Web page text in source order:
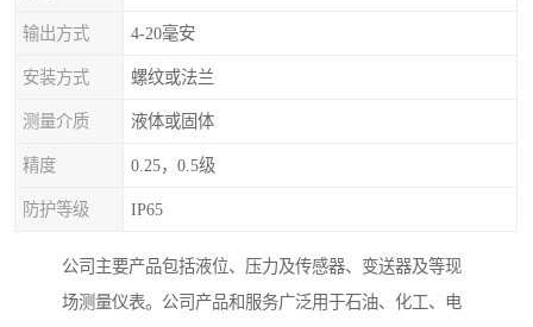
输出方式 4-20毫安
安装方式 螺纹或法兰
测量介质 液体或固体
精度 0.25，0.5级
防护等级 IP65
公司主要产品包括液位、压力及传感器、变送器及等现
场测量仪表。公司产品和服务广泛用于石油、化工、电